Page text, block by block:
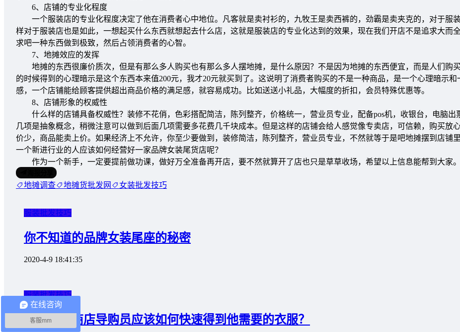
6、店铺的专业化程度
一个服装店的专业化程度决定了他在消费者心中地位。凡客就是卖衬衫的，九牧王是卖西裤的，劲霸是卖夹克的，对于服
样对于服装店也是如此，一想起买什么东西就想起去什么店，这就是服装店的专业化达到的效果，现在我们开店不是追求大而
求吧一种东西做到极致，然后占领消费者的心智。
7、地摊效应的发挥
地摊的东西很廉价质次，但是有那么多人购买也有那么多人摆地摊，是什么原因？不是因为地摊的东西便宜，而是人们购
的时候得到的心理暗示是这个东西本来值200元，我才20元就买到了。这说明了消费者购买的不是一种商品，是一个心理暗示和
感，一个店铺能给顾客提供超出商品价格的满足感，就容易成功。比如送送小礼品，大幅度的折扣，会员特殊优惠等。
8、店铺形象的权威性
什么样的店铺具备权威性？装修不花俏，色彩搭配简洁，陈列整齐，价格统一，营业员专业，配备pos机，收银台，电脑出
几项是抽象概念，稍微注意可以做到后面几项需要多花费几千块成本。但是这样的店铺会给人感觉像专卖店，可信赖，购买放
价少，商品能卖上价。如果经济上不允许，你至少要做到，装修简洁，陈列整齐，营业员专业，不然就等于是吧地摊摆到店铺里
一个新进行业的人应该如何经营好一家品牌女装尾货店呢？
作为一个新手，一定要提前做功课，做好万全准备再开店，要不然就算开了店也只是草草收场，希望以上信息能帮到大家。
地摊调查 地摊货批发网 女装批发技巧
服装批发技巧
你不知道的品牌女装尾座的秘密
2020-4-9 18:41:35
服装批发技巧
女装尾座商店导购员应该如何快速得到他需要的衣服？
在线咨询
客服mm